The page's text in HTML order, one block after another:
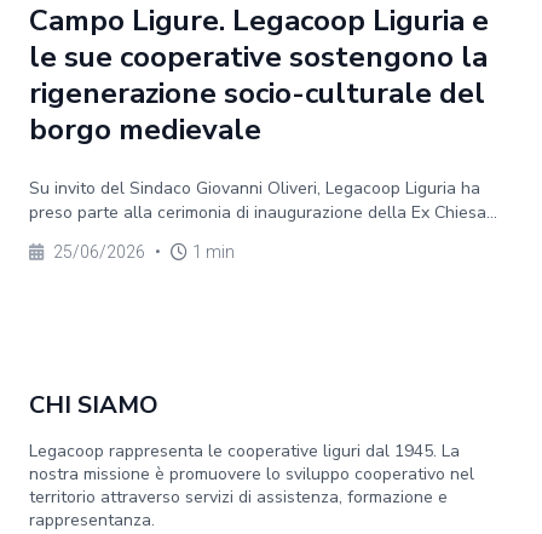
Campo Ligure. Legacoop Liguria e
le sue cooperative sostengono la
rigenerazione socio-culturale del
borgo medievale
Su invito del Sindaco Giovanni Oliveri, Legacoop Liguria ha
preso parte alla cerimonia di inaugurazione della Ex Chiesa...
25/06/2026 • 1 min
CHI SIAMO
Legacoop rappresenta le cooperative liguri dal 1945. La
nostra missione è promuovere lo sviluppo cooperativo nel
territorio attraverso servizi di assistenza, formazione e
rappresentanza.